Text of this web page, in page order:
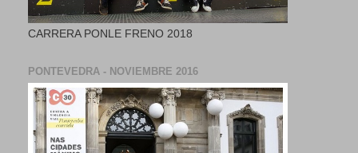
CARRERA PONLE FRENO 2018
PONTEVEDRA - NOVIEMBRE 2016